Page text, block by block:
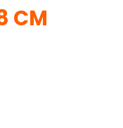
CM